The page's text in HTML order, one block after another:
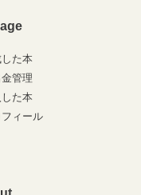
た本
金管理
た本
フィール